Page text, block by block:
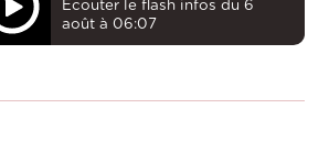
Ecouter le flash infos du 6
août à 06:07